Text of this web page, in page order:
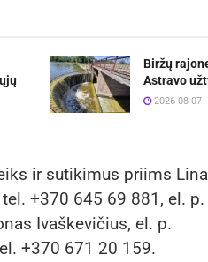
Biržų
Astravo
2026-08-07
ir sutikimus priims
+370 645 69 881, el. p.
Ivaškevičius, el. p.
+370 671 20 159.